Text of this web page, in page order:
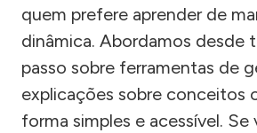
quem prefere aprender de
dinâmica. Abordamos desde
passo sobre ferramentas de
explicações sobre conceitos
forma simples e acessível. Se